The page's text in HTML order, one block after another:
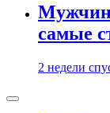
самые
2 недели